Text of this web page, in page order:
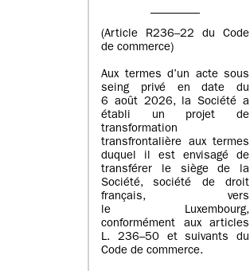
(Article R236–22 du Code
de commerce)
Aux termes d’un acte sous
seing privé en date du
6 août 2026, la Société a
établi un projet de
transformation
transfrontalière aux termes
duquel il est envisagé de
transférer le siège de la
Société, société de droit
français, vers
le Luxembourg,
conformément aux articles
L. 236–50 et suivants du
Code de commerce.